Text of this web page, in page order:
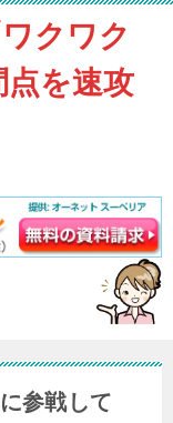
クワク
点を速攻
参戦して